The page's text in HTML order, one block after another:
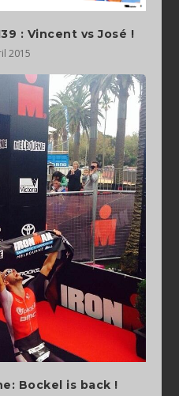
: Vincent vs José !
2015
Bockel is back !